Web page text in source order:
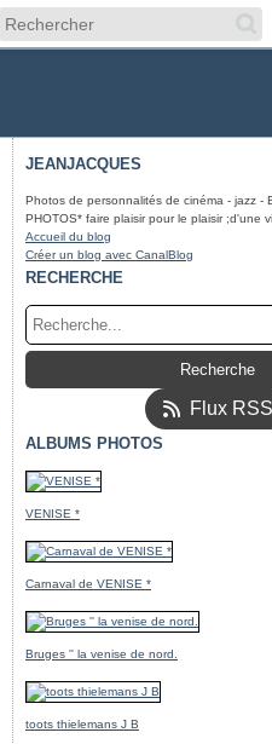
JEANJACQUES
Photos de personnalités de cinéma - jazz -
PHOTOS* faire plaisir pour le plaisir ;d'une
Accueil du blog
Créer un blog avec CanalBlog
RECHERCHE
Flux RSS
ALBUMS PHOTOS
VENISE *
Carnaval de VENISE *
Bruges '' la venise de nord.
toots thielemans J B